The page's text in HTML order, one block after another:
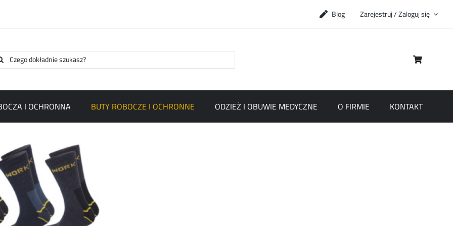
Blog Zarejestruj / Zaloguj się
I OCHRONNA BUTY ROBOCZE I OCHRONNE ODZIEŻ I OBUWIE MEDYCZNE O FIRMIE KONTAKT